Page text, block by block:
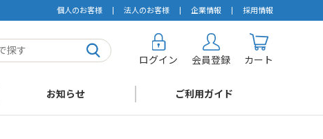
個人のお客様 法人のお客様 企業情報 採用情報
ログイン 会員登録 カート
お知らせ ご利用ガイド